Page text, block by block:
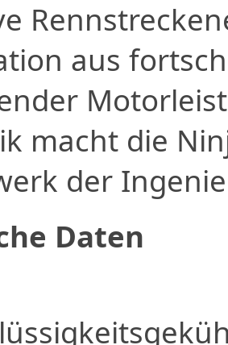
aus
macht die
der
Daten